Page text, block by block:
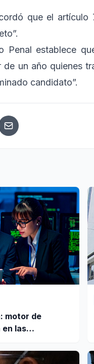
que el
Penal establece
de un año quienes
candidato”.
motor de
las